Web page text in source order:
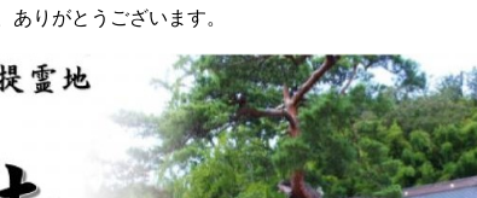
ありがとうございます。